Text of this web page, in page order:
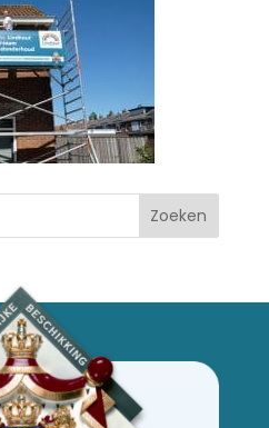
Zoeken